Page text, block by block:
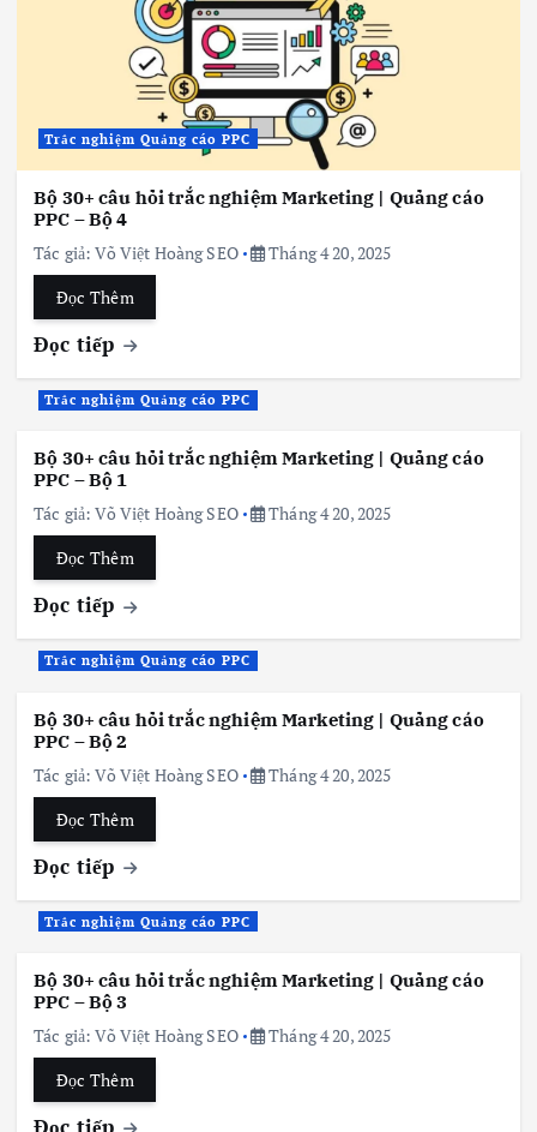
Trắc nghiệm Quảng cáo PPC
Bộ 30+ câu hỏi trắc nghiệm Marketing | Quảng cáo
PPC – Bộ 4
Tác giả:Võ Việt Hoàng SEO
Tháng 4 20, 2025
Đọc Thêm
Đọc tiếp
Trắc nghiệm Quảng cáo PPC
Bộ 30+ câu hỏi trắc nghiệm Marketing | Quảng cáo
PPC – Bộ 1
Tác giả:Võ Việt Hoàng SEO
Tháng 4 20, 2025
Đọc Thêm
Đọc tiếp
Trắc nghiệm Quảng cáo PPC
Bộ 30+ câu hỏi trắc nghiệm Marketing | Quảng cáo
PPC – Bộ 2
Tác giả:Võ Việt Hoàng SEO
Tháng 4 20, 2025
Đọc Thêm
Đọc tiếp
Trắc nghiệm Quảng cáo PPC
Bộ 30+ câu hỏi trắc nghiệm Marketing | Quảng cáo
PPC – Bộ 3
Tác giả:Võ Việt Hoàng SEO
Tháng 4 20, 2025
Đọc Thêm